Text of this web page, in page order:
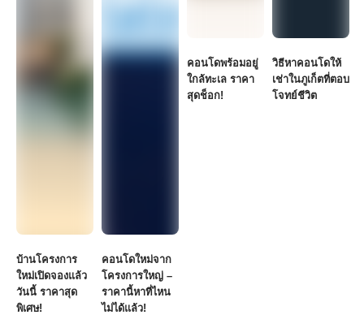
บ้านโครงการ
ใหม่เปิดจองแล้ว
วันนี้ ราคาสุด
พิเศษ!
คอนโดใหม่จาก
โครงการใหญ่ –
ราคานี้หาที่ไหน
ไม่ได้แล้ว!
คอนโดพร้อมอยู่
ใกล้ทะเล ราคา
สุดช็อก!
วิธีหาคอนโดให้
เช่าในภูเก็ตที่ตอบ
โจทย์ชีวิต